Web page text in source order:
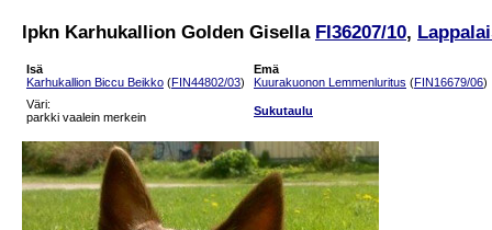
lpkn Karhukallion Golden Gisella FI36207/10,
Isä
Karhukallion Biccu Beikko (FIN44802/03)
Emä
Kuurakuonon Lemmenluritus (FIN16679/06)
Väri:
parkki vaalein merkein
Sukutaulu